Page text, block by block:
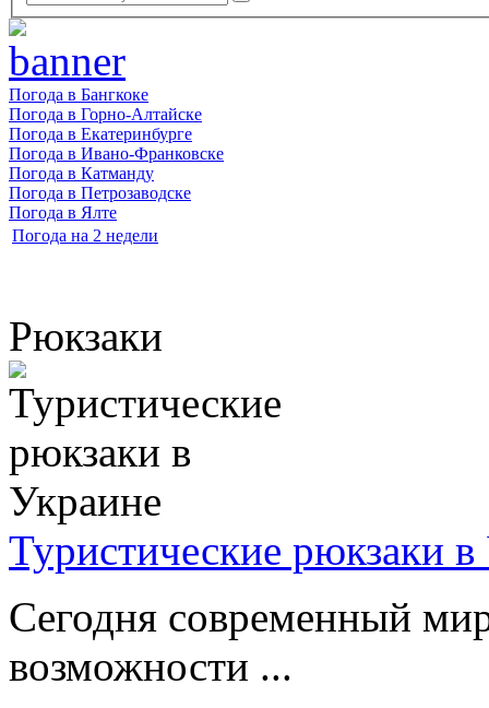
Погода в Бангкоке
Погода в Горно-Алтайске
Погода в Екатеринбурге
Погода в Ивано-Франковске
Погода в Катманду
Погода в Петрозаводске
Погода в Ялте
Погода на 2 недели
Рюкзаки
Туристические рюкзаки
Сегодня современный
возможности ...